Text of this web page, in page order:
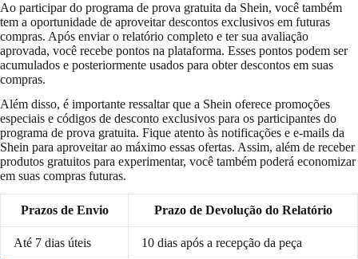
Ao participar do programa de prova gratuita da Shein, você também
tem a oportunidade de aproveitar descontos exclusivos em futuras
compras. Após enviar o relatório completo e ter sua avaliação
aprovada, você recebe pontos na plataforma. Esses pontos podem ser
acumulados e posteriormente usados para obter descontos em suas
compras.
Além disso, é importante ressaltar que a Shein oferece promoções
especiais e códigos de desconto exclusivos para os participantes do
programa de prova gratuita. Fique atento às notificações e e-mails da
Shein para aproveitar ao máximo essas ofertas. Assim, além de receber
produtos gratuitos para experimentar, você também poderá economizar
em suas compras futuras.
Prazos de Envio Prazo de Devolução do Relatório
Até 7 dias úteis
10 dias após a recepção da peça